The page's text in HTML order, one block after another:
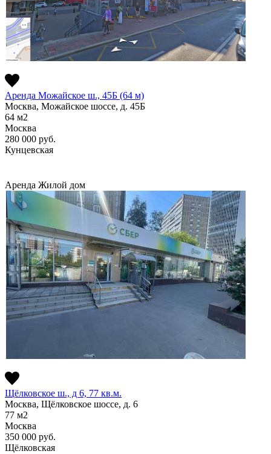
Аренда Можайское ш., 45Б (64 м)
Москва, Можайское шоссе, д. 45Б
64 м2
Москва
280 000 руб.
Кунцевская
Аренда Жилой дом
Щёлковское ш., д 6, 77 кв.м.
Москва, Щёлковское шоссе, д. 6
77 м2
Москва
350 000 руб.
Щёлковская